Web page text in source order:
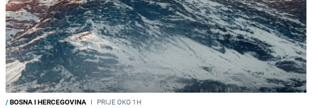
/BOSNA I HERCEGOVINA I PRIJE OKO 1H